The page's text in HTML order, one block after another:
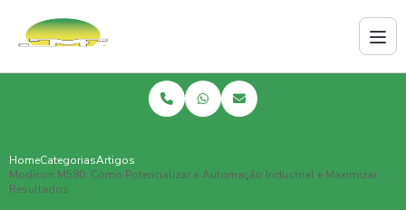
HomeCategoriasArtigos
Modicon M580: Como Potencializar a Automação Industrial e Maximizar
Resultados